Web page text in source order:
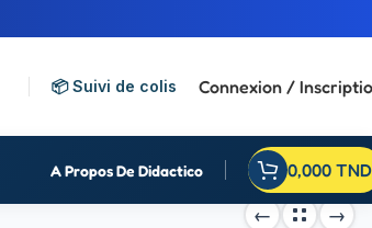
📦 Suivi de colis Connexion /
A Propos De Didactico 0,000 TND